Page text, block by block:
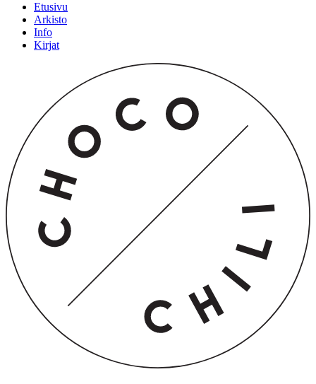
Etusivu
Arkisto
Info
Kirjat